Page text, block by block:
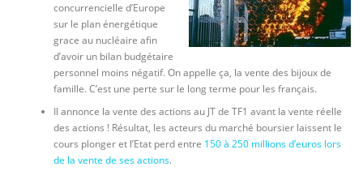
concurrencielle d’Europe
sur le plan énergétique
grace au nucléaire afin
d’avoir un bilan budgétaire
personnel moins négatif. On appelle ça, la vente des bijoux de
famille. C’est une perte sur le long terme pour les français.
Il annonce la vente des actions au JT de TF1 avant la vente réelle
des actions ! Résultat, les acteurs du marché boursier laissent le
cours plonger et l’Etat perd entre 150 à 250 millions d’euros lors
de la vente de ses actions.